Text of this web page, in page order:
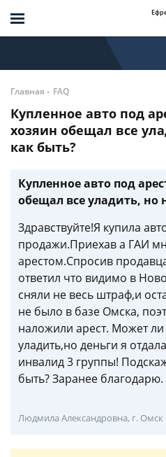
Главная - FAQ
Купленное авто под
хозяин обещал все
как быть?
Купленное авто под
обещал все уладить, но
Здравствуйте!Я купила
продажи.Приехав а ГАИ
арестом.Спросив
ответил что видимо в
сняли не весь штраф,и
не было в базе Омска,
наложили арест. Может
уладить,но деньги я
инвалид 3 группы!
быть? Заранее благодарю.
Людмила Александровна, г. Омск